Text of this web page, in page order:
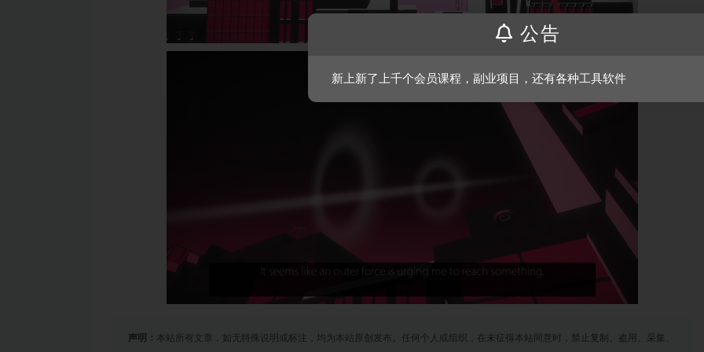
声明： 本站所有文章，如无特殊说明或标注，均为本站原创发布。任何个人或组织，在未征得本站同意时，禁止复制、盗用、采集、
公告
新上新了上千个会员课程，副业项目，还有各种工具软件